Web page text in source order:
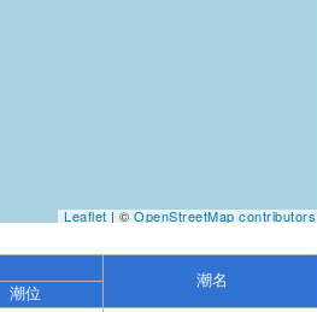
Leaflet| ©OpenStreetMap contributors
潮名
潮位